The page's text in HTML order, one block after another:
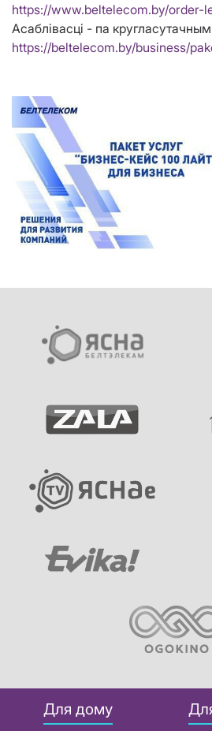
https://www.beltelecom.by/order-
Асаблівасці - па
https://beltelecom.by/business/
Для дому